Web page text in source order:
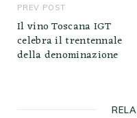
PREV POST
Il vino Toscana IGT
celebra il trentennale
della denominazione